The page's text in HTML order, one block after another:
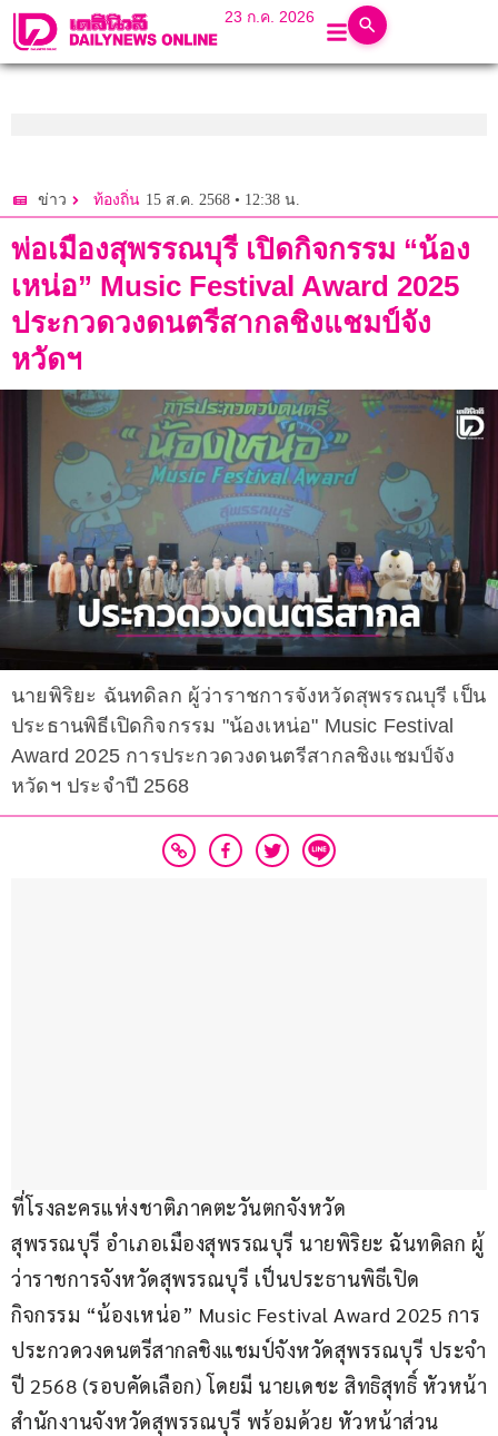
23 ก.ค. 2026
ข่าว ท้องถิ่น 15 ส.ค. 2568 • 12:38 น.
พ่อเมืองสุพรรณบุรี เปิดกิจกรรม “น้อง
เหน่อ” Music Festival Award 2025
ประกวดวงดนตรีสากลชิงแชมป์จัง
หวัดฯ
นายพิริยะ ฉันทดิลก ผู้ว่าราชการจังหวัดสุพรรณบุรี เป็น
ประธานพิธีเปิดกิจกรรม "น้องเหน่อ" Music Festival
Award 2025 การประกวดวงดนตรีสากลชิงแชมป์จัง
หวัดฯ ประจำปี 2568
ที่โรงละครแห่งชาติภาคตะวันตกจังหวัด
สุพรรณบุรี อำเภอเมืองสุพรรณบุรี นายพิริยะ ฉันทดิลก ผู้
ว่าราชการจังหวัดสุพรรณบุรี เป็นประธานพิธีเปิด
กิจกรรม “น้องเหน่อ” Music Festival Award 2025 การ
ประกวดวงดนตรีสากลชิงแชมป์จังหวัดสุพรรณบุรี ประจำ
ปี 2568 (รอบคัดเลือก) โดยมี นายเดชะ สิทธิสุทธิ์ หัวหน้า
สำนักงานจังหวัดสุพรรณบุรี พร้อมด้วย หัวหน้าส่วน